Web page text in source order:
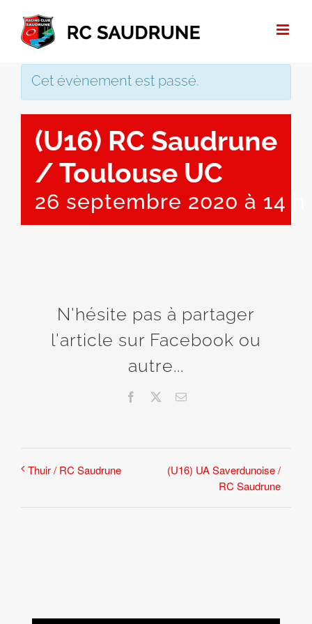
Passer
contenu
Cet évènement est passé.
(U16) RC Saudrune
/ Toulouse UC
26 septembre 2020 à 14
N'hésite pas à partager
l'article sur Facebook ou
autre...
Facebook Email
Thuir / RC Saudrune
(U16) UA Saverdunoise /
RC Saudrune